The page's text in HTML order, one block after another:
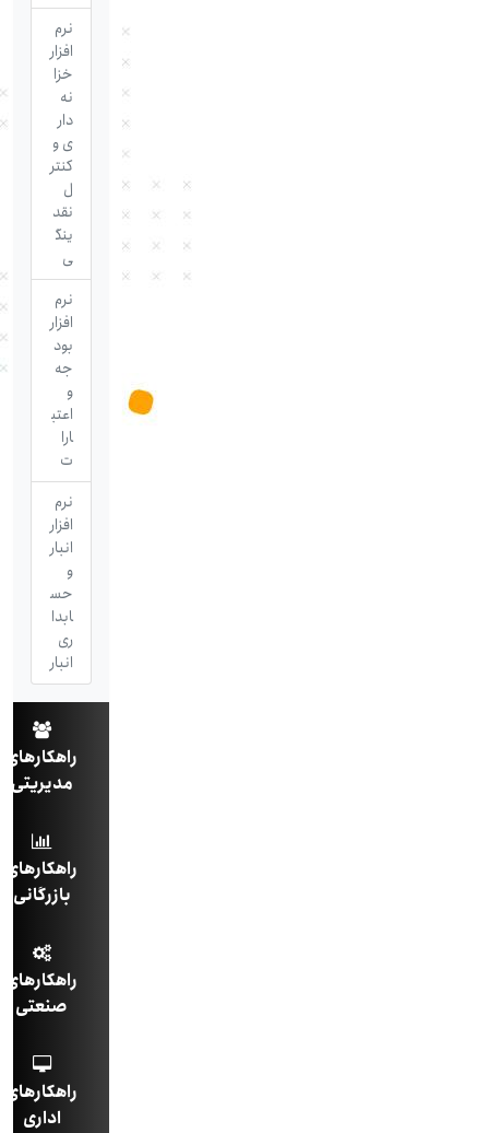
نرم
افزار
خزا
نه
دار
ی و
کنتر
نقد
ینگ
ی
نرم
افزار
بود
جه
اعتب
ارا
ت
نرم
افزار
انبار
حس
ابدا
ری
انبار
راهکارهای
مدیریتی
راهکارهای
بازرگانی
راهکارهای
صنعتی
راهکارهای
اداری